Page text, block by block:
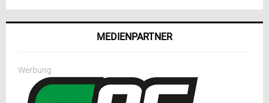
MEDIENPARTNER
Werbung